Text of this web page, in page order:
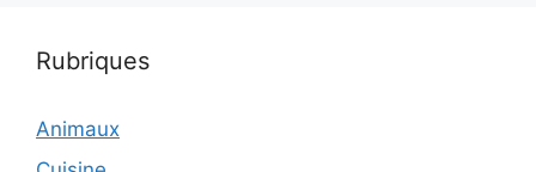
Rubriques
Animaux